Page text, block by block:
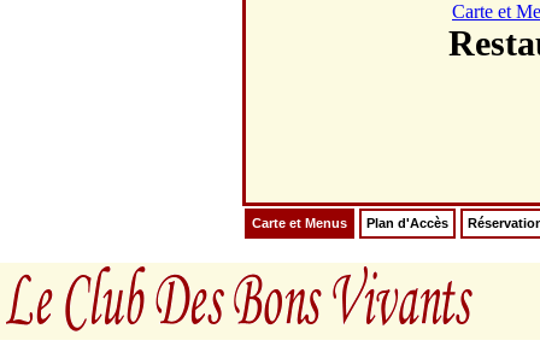
Carte et
Carte et Menus Plan d'Accès